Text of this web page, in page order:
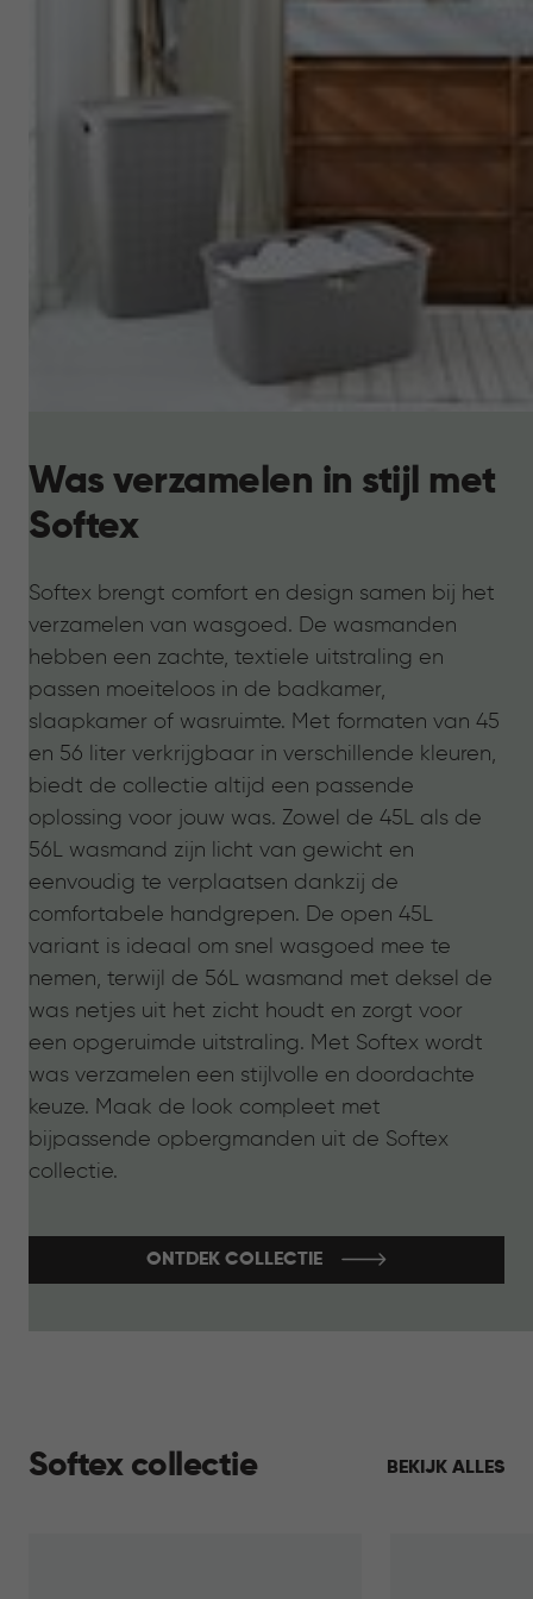
Was verzamelen in stijl met
Softex
Softex brengt comfort en design samen bij het
verzamelen van wasgoed. De wasmanden
hebben een zachte, textiele uitstraling en
passen moeiteloos in de badkamer,
slaapkamer of wasruimte. Met formaten van 45
en 56 liter verkrijgbaar in verschillende kleuren,
biedt de collectie altijd een passende
oplossing voor jouw was. Zowel de 45L als de
56L wasmand zijn licht van gewicht en
eenvoudig te verplaatsen dankzij de
comfortabele handgrepen. De open 45L
variant is ideaal om snel wasgoed mee te
nemen, terwijl de 56L wasmand met deksel de
was netjes uit het zicht houdt en zorgt voor
een opgeruimde uitstraling. Met Softex wordt
was verzamelen een stijlvolle en doordachte
keuze. Maak de look compleet met
bijpassende opbergmanden uit de Softex
collectie.
ONTDEK COLLECTIE
Softex collectie BEKIJK ALLES